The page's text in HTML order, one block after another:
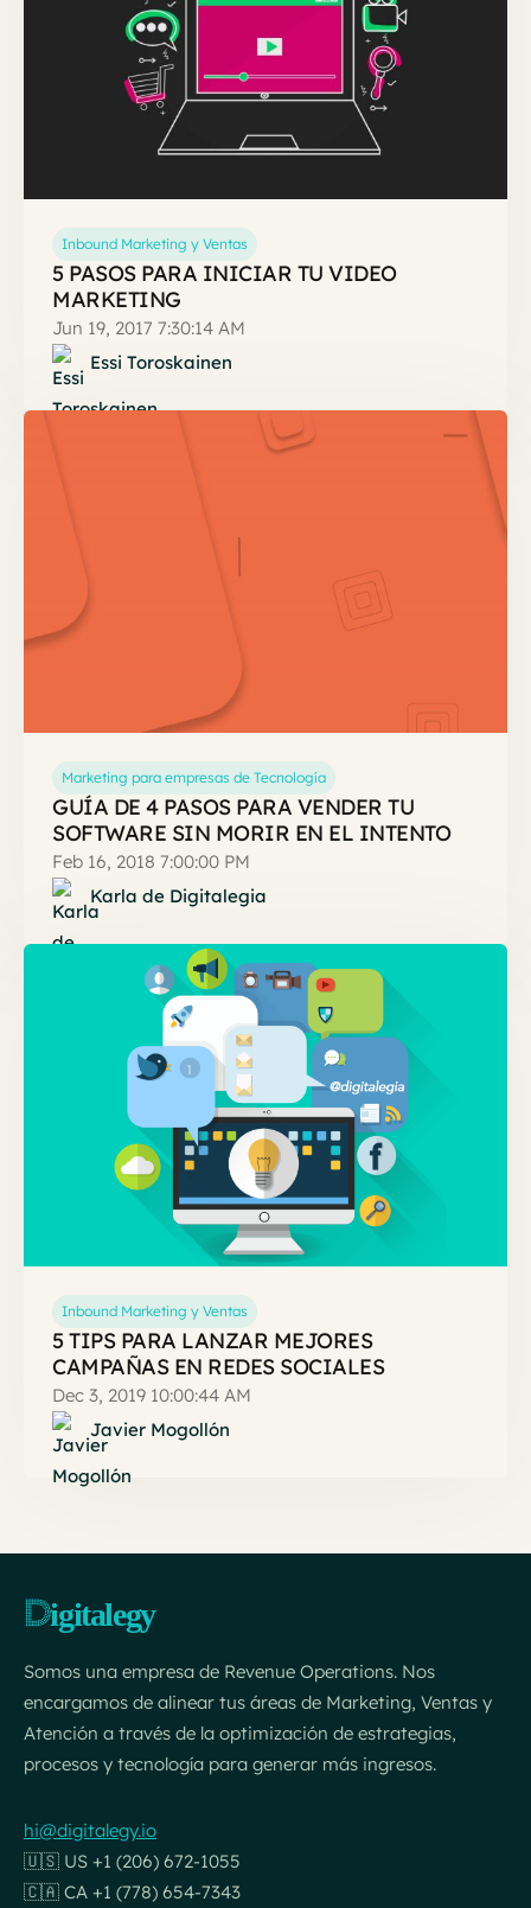
Inbound Marketing y Ventas
5 PASOS PARA INICIAR TU VIDEO
MARKETING
Jun 19, 2017 7:30:14 AM
Essi Toroskainen
Marketing para empresas de Tecnología
GUÍA DE 4 PASOS PARA VENDER TU
SOFTWARE SIN MORIR EN EL INTENTO
Feb 16, 2018 7:00:00 PM
Karla de Digitalegia
Inbound Marketing y Ventas
5 TIPS PARA LANZAR MEJORES
CAMPAÑAS EN REDES SOCIALES
Dec 3, 2019 10:00:44 AM
Javier Mogollón
Somos una empresa de Revenue Operations. Nos
encargamos de alinear tus áreas de Marketing, Ventas y
Atención a través de la optimización de estrategias,
procesos y tecnología para generar más ingresos.
hi@digitalegy.io
🇺🇸 US +1 (206) 672-1055
🇨🇦 CA +1 (778) 654-7343